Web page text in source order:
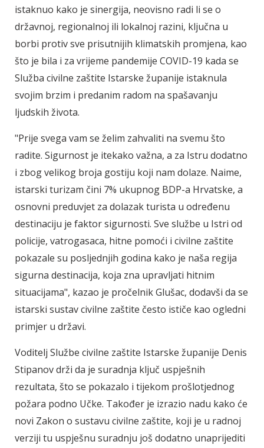
istaknuo kako je sinergija, neovisno radi li se o
državnoj, regionalnoj ili lokalnoj razini, ključna u
borbi protiv sve prisutnijih klimatskih promjena, kao
što je bila i za vrijeme pandemije COVID-19 kada se
Služba civilne zaštite Istarske županije istaknula
svojim brzim i predanim radom na spašavanju
ljudskih života.
"Prije svega vam se želim zahvaliti na svemu što
radite. Sigurnost je itekako važna, a za Istru dodatno
i zbog velikog broja gostiju koji nam dolaze. Naime,
istarski turizam čini 7% ukupnog BDP-a Hrvatske, a
osnovni preduvjet za dolazak turista u određenu
destinaciju je faktor sigurnosti. Sve službe u Istri od
policije, vatrogasaca, hitne pomoći i civilne zaštite
pokazale su posljednjih godina kako je naša regija
sigurna destinacija, koja zna upravljati hitnim
situacijama", kazao je pročelnik Glušac, dodavši da se
istarski sustav civilne zaštite često ističe kao ogledni
primjer u državi.
Voditelj Službe civilne zaštite Istarske županije Denis
Stipanov drži da je suradnja ključ uspješnih
rezultata, što se pokazalo i tijekom prošlotjednog
požara podno Učke. Također je izrazio nadu kako će
novi Zakon o sustavu civilne zaštite, koji je u radnoj
verziji tu uspješnu suradnju još dodatno unaprijediti